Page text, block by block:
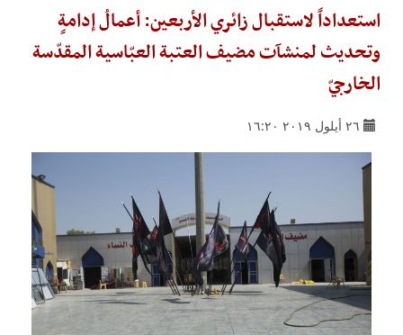
استعداداً لاستقبال زائري الأربعين: أعمالُ إدامةٍ
وتحديث لمنشآت مضيف العتبة العبّاسية المقدّسة
الخارجيّ
٢٦ أيلول ٢٠١٩ ١٦:٢٠